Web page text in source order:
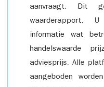
aanvraagt. Dit
waarderapport.
informatie wat
handelswaarde
adviesprijs. Alle
aangeboden